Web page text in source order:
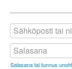
Salasana tai tunnus